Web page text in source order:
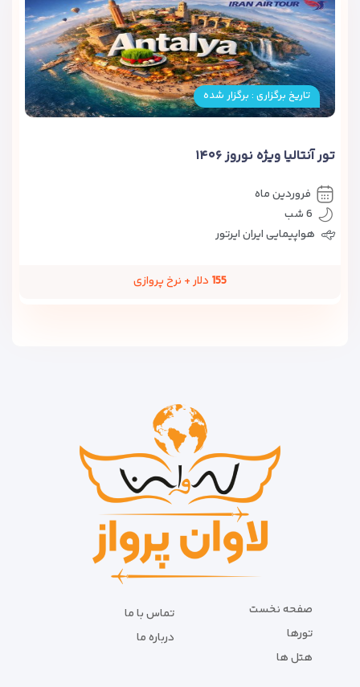
تاریخ برگزاری : برگزار شده
تور آنتالیا ویژه نوروز ۱۴۰۶
فروردین ماه
6 شب
هواپیمایی ایران ایرتور
155 دلار + نرخ پروازی
صفحه نخست
تورها
هتل ها
تماس با ما
درباره ما